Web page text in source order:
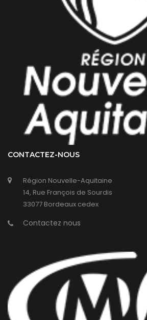
CONTACTEZ-NOUS
Région Nouvelle-Aquitaine
14, Rue François de Sourdis
33077 Bordeaux cedex
Contactez nous